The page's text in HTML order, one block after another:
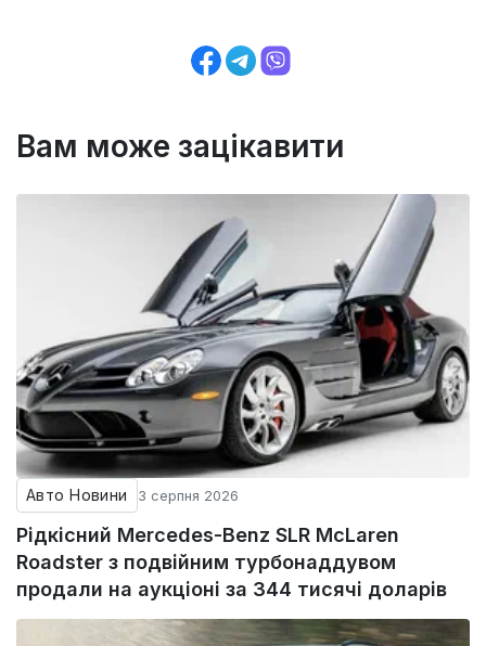
Вам може зацікавити
Авто Новини 3 серпня 2026
Рідкісний Mercedes-Benz SLR McLaren
Roadster з подвійним турбонаддувом
продали на аукціоні за 344 тисячі доларів